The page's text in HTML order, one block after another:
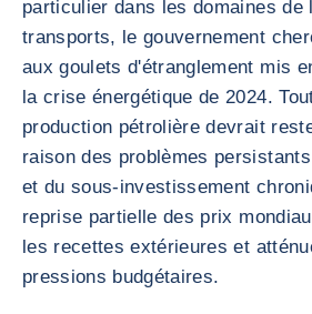
particulier dans les domaines de
transports, le gouvernement
aux goulets d'étranglement mis
la crise énergétique de 2024.
production pétrolière devrait
raison des problèmes
et du sous-investissement
reprise partielle des prix
les recettes extérieures et
pressions budgétaires.